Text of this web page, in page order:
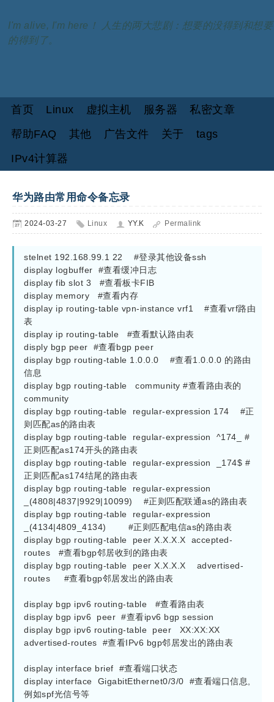
I'm alive, I'm here！ 人生的两大悲剧：想要的没得到和想要
的得到了。
首页 Linux 虚拟主机 服务器
私密文章
帮助FAQ
其他 广告文件 关于
tags
IPv4计算器
华为路由常用命令备忘录
2024-03-27 Linux YY.K Permalink
stelnet 192.168.99.1 22    #登录其他设备ssh
display logbuffer  #查看缓冲日志
display fib slot 3   #查看板卡FIB
display memory   #查看内存
display ip routing-table vpn-instance vrf1    #查看vrf路由
表
display ip routing-table   #查看默认路由表
disply bgp peer  #查看bgp peer
display bgp routing-table 1.0.0.0    #查看1.0.0.0 的路由
信息
display bgp routing-table   community #查看路由表的
community
display bgp routing-table  regular-expression 174    #正
则匹配as的路由表
display bgp routing-table  regular-expression  ^174_ #
正则匹配as174开头的路由表
display bgp routing-table  regular-expression  _174$ #
正则匹配as174结尾的路由表
display bgp routing-table  regular-expression
_(4808|4837|9929|10099)    #正则匹配联通as的路由表
display bgp routing-table  regular-expression
_(4134|4809_4134)        #正则匹配电信as的路由表
display bgp routing-table  peer X.X.X.X  accepted-
routes   #查看bgp邻居收到的路由表
display bgp routing-table  peer X.X.X.X    advertised-
routes     #查看bgp邻居发出的路由表
display bgp ipv6 routing-table   #查看路由表
display bgp ipv6  peer  #查看ipv6 bgp session
display bgp ipv6 routing-table  peer   XX:XX:XX
advertised-routes  #查看IPv6 bgp邻居发出的路由表
display interface brief  #查看端口状态
display interface  GigabitEthernet0/3/0  #查看端口信息,
例如spf光信号等